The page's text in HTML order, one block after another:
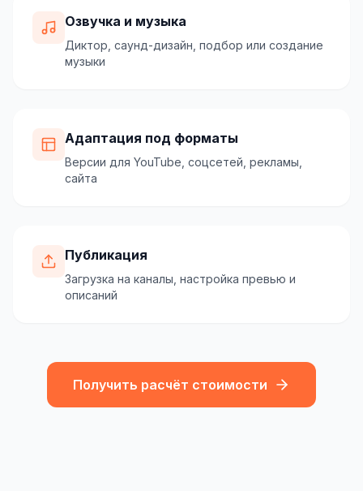
Озвучка и музыка
Диктор, саунд-дизайн, подбор или создание
музыки
Адаптация под форматы
Версии для YouTube, соцсетей, рекламы,
сайта
Публикация
Загрузка на каналы, настройка превью и
описаний
Получить расчёт стоимости